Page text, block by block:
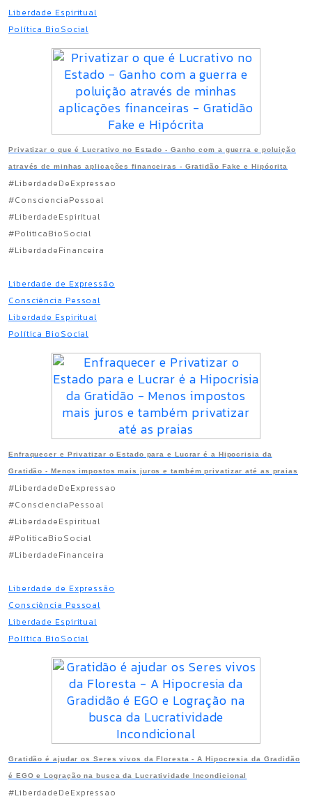
Liberdade Espiritual
Política BioSocial
Privatizar o que é Lucrativo no Estado - Ganho com a guerra e poluição
através de minhas aplicações financeiras - Gratidão Fake e Hipócrita
#LiberdadeDeExpressao
#ConscienciaPessoal
#LiberdadeEspiritual
#PoliticaBioSocial
#LiberdadeFinanceira
Liberdade de Expressão
Consciência Pessoal
Liberdade Espiritual
Política BioSocial
Enfraquecer e Privatizar o Estado para e Lucrar é a Hipocrisia da
Gratidão - Menos impostos mais juros e também privatizar até as praias
#LiberdadeDeExpressao
#ConscienciaPessoal
#LiberdadeEspiritual
#PoliticaBioSocial
#LiberdadeFinanceira
Liberdade de Expressão
Consciência Pessoal
Liberdade Espiritual
Política BioSocial
Gratidão é ajudar os Seres vivos da Floresta - A Hipocresia da Gradidão
é EGO e Logração na busca da Lucratividade Incondicional
#LiberdadeDeExpressao